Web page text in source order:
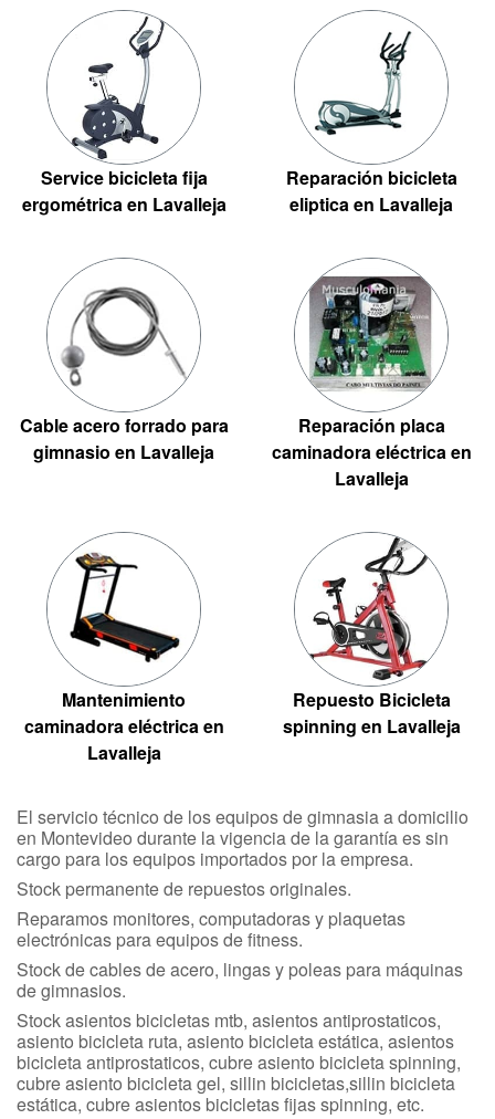
Service bicicleta fija
ergométrica en Lavalleja
Reparación bicicleta
eliptica en Lavalleja
Cable acero forrado para
gimnasio en Lavalleja
Reparación placa
caminadora eléctrica en
Lavalleja
Mantenimiento
caminadora eléctrica en
Lavalleja
Repuesto Bicicleta
spinning en Lavalleja
El servicio técnico de los equipos de gimnasia a domicilio
en Montevideo durante la vigencia de la garantía es sin
cargo para los equipos importados por la empresa.
Stock permanente de repuestos originales.
Reparamos monitores, computadoras y plaquetas
electrónicas para equipos de fitness.
Stock de cables de acero, lingas y poleas para máquinas
de gimnasios.
Stock asientos bicicletas mtb, asientos antiprostaticos,
asiento bicicleta ruta, asiento bicicleta estática, asientos
bicicleta antiprostaticos, cubre asiento bicicleta spinning,
cubre asiento bicicleta gel, sillin bicicletas,sillin bicicleta
estática, cubre asientos bicicletas fijas spinning, etc.